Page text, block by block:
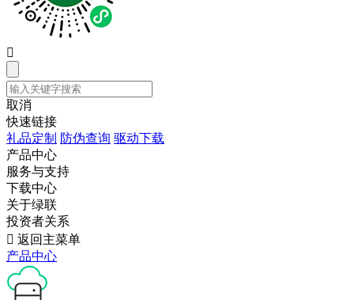

取消
快速链接
礼品定制 防伪查询 驱动下载
产品中心
服务与支持
下载中心
关于绿联
投资者关系
 返回主菜单
产品中心